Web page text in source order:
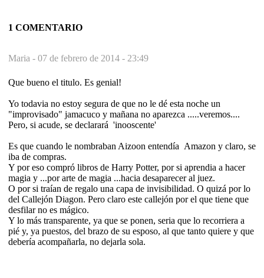
1 COMENTARIO
Maria - 07 de febrero de 2014 - 23:49
Que bueno el titulo. Es genial!
Yo todavia no estoy segura de que no le dé esta noche un
"improvisado" jamacuco y mañana no aparezca .....veremos....
Pero, si acude, se declarará 'inooscente'
Es que cuando le nombraban Aizoon entendía Amazon y claro, se
iba de compras.
Y por eso compró libros de Harry Potter, por si aprendia a hacer
magia y ...por arte de magia ...hacia desaparecer al juez.
O por si traían de regalo una capa de invisibilidad. O quizá por lo
del Callejón Diagon. Pero claro este callejón por el que tiene que
desfilar no es mágico.
Y lo más transparente, ya que se ponen, seria que lo recorriera a
pié y, ya puestos, del brazo de su esposo, al que tanto quiere y que
debería acompañarla, no dejarla sola.